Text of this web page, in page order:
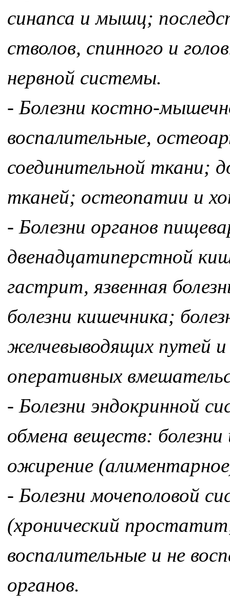
синапса и мышц;
стволов, спинного и
нервной системы.
- Болезни костно-
воспалительные,
соединительной ткани;
тканей; остеопатии и
- Болезни органов
двенадцатиперстной
гастрит, язвенная
болезни кишечника;
желчевыводящих путей
оперативных
- Болезни эндокринной
обмена веществ:
ожирение
- Болезни мочеполовой
(хронический
воспалительные и не
органов.